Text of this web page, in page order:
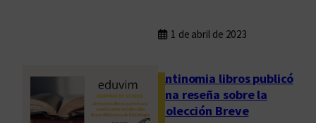
1 de abril de 2023
Antinomia libros publicó
una reseña sobre la
Colección Breve